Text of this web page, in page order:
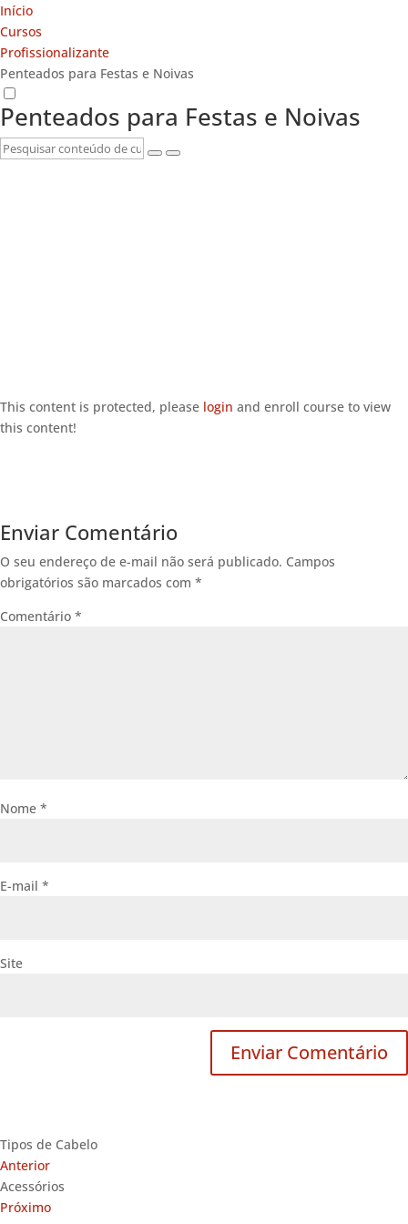
Início
Cursos
Profissionalizante
Penteados para Festas e Noivas
Penteados para Festas e Noivas
This content is protected, please login and enroll course to view
this content!
Enviar Comentário
O seu endereço de e-mail não será publicado. Campos
obrigatórios são marcados com *
Comentário *
Nome *
E-mail *
Site
Tipos de Cabelo
Anterior
Acessórios
Próximo